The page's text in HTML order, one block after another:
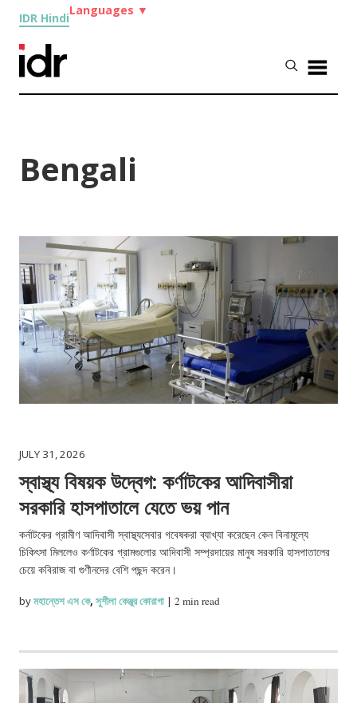
IDR Hindi
Languages ▼
Bengali
JULY 31, 2026
স্বাস্থ্য বিষয়ক উদ্বেগ: কর্ণাটকের আদিবাসীরা
সরকারি হাসপাতালে যেতে ভয় পান
কর্নাটকের গ্রামীণ আদিবাসী স্বাস্থ্যসেবার গবেষকরা ব্যাখ্যা করেছেন কেন বিনামূল্যে
চিকিৎসা মিললেও কর্ণাটকের গ্রামগুলোর আদিবাসী সম্প্রদায়ের মানুষ সরকারি হাসপাতালের
চেয়ে কবিরাজ বা গুণীনদের বেশি পছন্দ করেন।
byমহান্তেশ এস কে,সুশীলা কেঞ্জুর কোরাগা |2 min read